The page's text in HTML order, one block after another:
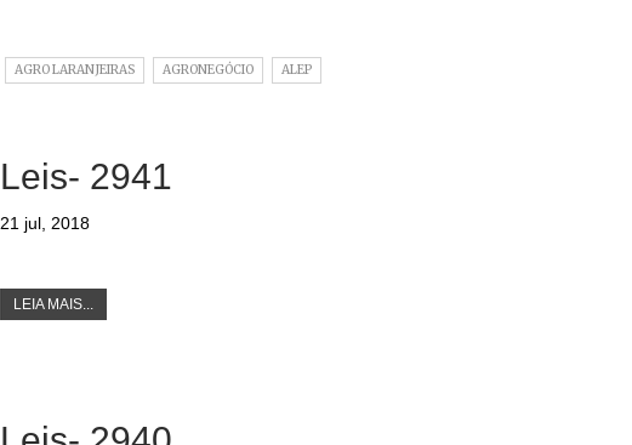
AGRO LARANJEIRAS AGRONEGÓCIO ALEP
Leis- 2941
21 jul, 2018
LEIA MAIS...